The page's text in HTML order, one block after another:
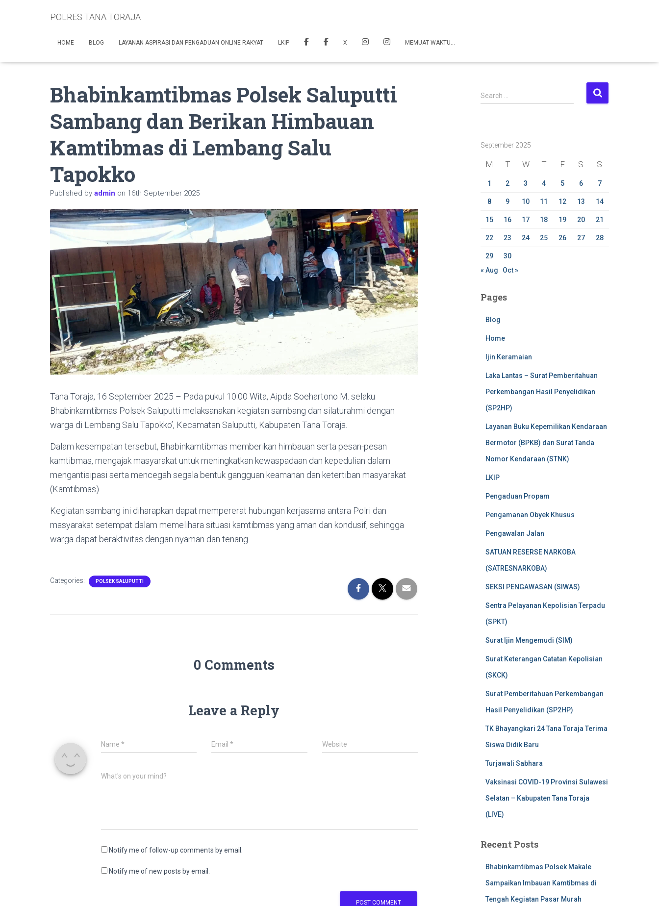
POLRES TANA TORAJA
HOME BLOG LAYANAN ASPIRASI DAN PENGADUAN ONLINE RAKYAT LKIP X MEMUAT WAKTU…
Bhabinkamtibmas Polsek Saluputti
Sambang dan Berikan Himbauan
Kamtibmas di Lembang Salu
Tapokko
Published by admin on 16th September 2025
Tana Toraja, 16 September 2025 – Pada pukul 10.00 Wita, Aipda Soehartono M. selaku
Bhabinkamtibmas Polsek Saluputti melaksanakan kegiatan sambang dan silaturahmi dengan
warga di Lembang Salu Tapokko’, Kecamatan Saluputti, Kabupaten Tana Toraja.
Dalam kesempatan tersebut, Bhabinkamtibmas memberikan himbauan serta pesan-pesan
kamtibmas, mengajak masyarakat untuk meningkatkan kewaspadaan dan kepedulian dalam
mengantisipasi serta mencegah segala bentuk gangguan keamanan dan ketertiban masyarakat
(Kamtibmas).
Kegiatan sambang ini diharapkan dapat mempererat hubungan kerjasama antara Polri dan
masyarakat setempat dalam memelihara situasi kamtibmas yang aman dan kondusif, sehingga
warga dapat beraktivitas dengan nyaman dan tenang.
Categories: POLSEK SALUPUTTI
0 Comments
Leave a Reply
Name * Email* Website
What's on your mind?
Notify me of follow-up comments by email.
Notify me of new posts by email.
S
e
h
Search …
September 2025
M T W T F S S
1 2 3 4 5 6 7
8 9 10 11 12 13 14
15 16 17 18 19 20 21
22 23 24 25 26 27 28
29
30
« Aug
Oct »
Pages
Blog
Home
Ijin Keramaian
Laka Lantas – Surat Pemberitahuan
Perkembangan Hasil Penyelidikan
(SP2HP)
Layanan Buku Kepemilikan Kendaraan
Bermotor (BPKB) dan Surat Tanda
Nomor Kendaraan (STNK)
LKIP
Pengaduan Propam
Pengamanan Obyek Khusus
Pengawalan Jalan
SATUAN RESERSE NARKOBA
(SATRESNARKOBA)
SEKSI PENGAWASAN (SIWAS)
Sentra Pelayanan Kepolisian Terpadu
(SPKT)
Surat Ijin Mengemudi (SIM)
Surat Keterangan Catatan Kepolisian
(SKCK)
Surat Pemberitahuan Perkembangan
Hasil Penyelidikan (SP2HP)
TK Bhayangkari 24 Tana Toraja Terima
Siswa Didik Baru
Turjawali Sabhara
Vaksinasi COVID-19 Provinsi Sulawesi
Selatan – Kabupaten Tana Toraja
(LIVE)
Recent Posts
Bhabinkamtibmas Polsek Makale
Sampaikan Imbauan Kamtibmas di
Tengah Kegiatan Pasar Murah